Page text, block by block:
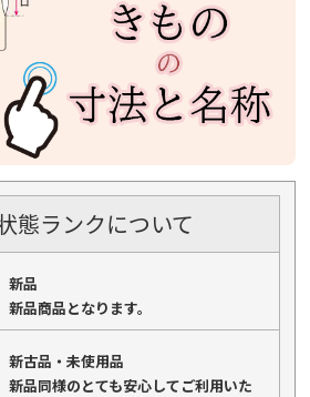
態ランクについて
新品
新品商品となります。
新古品・未使用品
新品同様のとても安心してご利用いた